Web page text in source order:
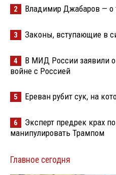
2 Владимир Джабаров — о
3 Законы, вступающие в
4
В МИД России заявили
войне с Россией
5 Ереван рубит сук, на
6
Эксперт предрек крах
манипулировать Трампом
Главное сегодня